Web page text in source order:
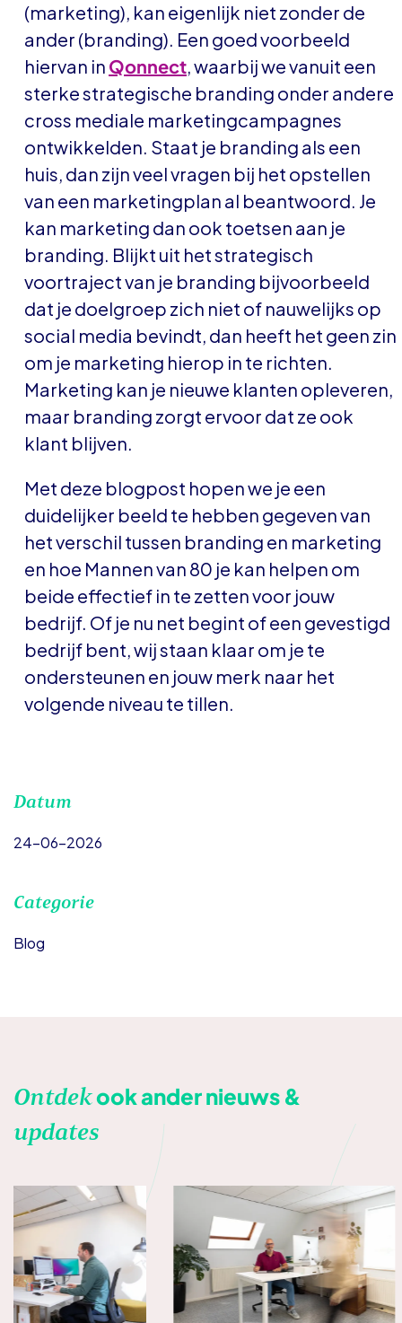
(marketing), kan eigenlijk niet zonder de
ander (branding). Een goed voorbeeld
hiervan in Qonnect, waarbij we vanuit een
sterke strategische branding onder andere
cross mediale marketingcampagnes
ontwikkelden. Staat je branding als een
huis, dan zijn veel vragen bij het opstellen
van een marketingplan al beantwoord. Je
kan marketing dan ook toetsen aan je
branding. Blijkt uit het strategisch
voortraject van je branding bijvoorbeeld
dat je doelgroep zich niet of nauwelijks op
social media bevindt, dan heeft het geen zin
om je marketing hierop in te richten.
Marketing kan je nieuwe klanten opleveren,
maar branding zorgt ervoor dat ze ook
klant blijven.
Met deze blogpost hopen we je een
duidelijker beeld te hebben gegeven van
het verschil tussen branding en marketing
en hoe Mannen van 80 je kan helpen om
beide effectief in te zetten voor jouw
bedrijf. Of je nu net begint of een gevestigd
bedrijf bent, wij staan klaar om je te
ondersteunen en jouw merk naar het
volgende niveau te tillen.
Datum
24-06-2026
Categorie
Blog
Ontdekook ander nieuws &
updates